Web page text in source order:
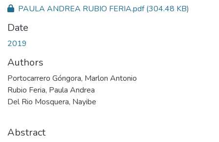
PAULA ANDREA RUBIO FERIA.pdf(304.48 KB)
Date
2019
Authors
Portocarrero Góngora, Marlon Antonio
Rubio Feria, Paula Andrea
Del Rio Mosquera, Nayibe
Abstract